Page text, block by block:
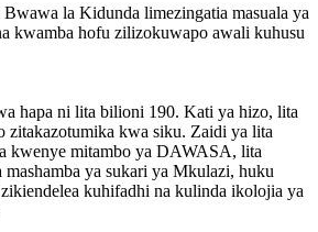
la Kidunda limezingatia masuala ya
kwamba hofu zilizokuwapo awali kuhusu
hapa ni lita bilioni 190. Kati ya hizo, lita
zitakazotumika kwa siku. Zaidi ya lita
kwenye mitambo ya DAWASA, lita
ya sukari ya Mkulazi, huku
kuhifadhi na kulinda ikolojia ya